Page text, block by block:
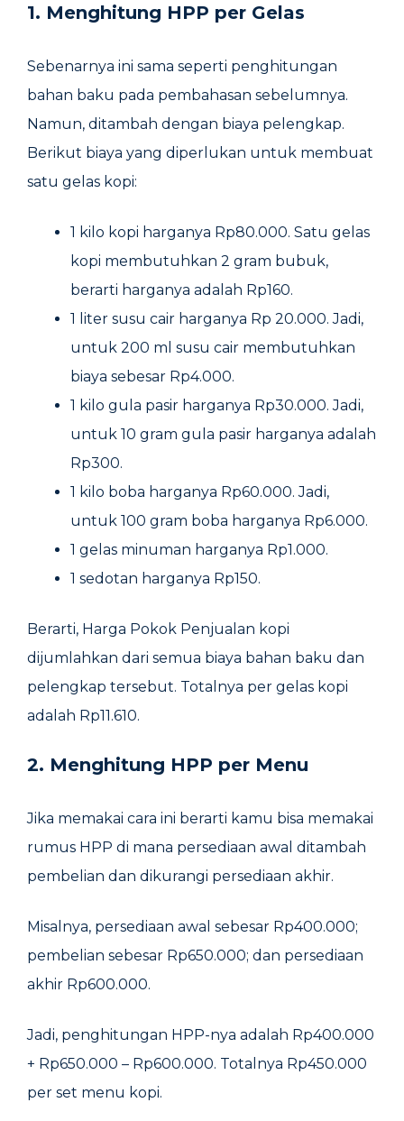
1. Menghitung HPP per Gelas
Sebenarnya ini sama seperti penghitungan
bahan baku pada pembahasan sebelumnya.
Namun, ditambah dengan biaya pelengkap.
Berikut biaya yang diperlukan untuk membuat
satu gelas kopi:
1 kilo kopi harganya Rp80.000. Satu gelas
kopi membutuhkan 2 gram bubuk,
berarti harganya adalah Rp160.
1 liter susu cair harganya Rp 20.000. Jadi,
untuk 200 ml susu cair membutuhkan
biaya sebesar Rp4.000.
1 kilo gula pasir harganya Rp30.000. Jadi,
untuk 10 gram gula pasir harganya adalah
Rp300.
1 kilo boba harganya Rp60.000. Jadi,
untuk 100 gram boba harganya Rp6.000.
1 gelas minuman harganya Rp1.000.
1 sedotan harganya Rp150.
Berarti, Harga Pokok Penjualan kopi
dijumlahkan dari semua biaya bahan baku dan
pelengkap tersebut. Totalnya per gelas kopi
adalah Rp11.610.
2. Menghitung HPP per Menu
Jika memakai cara ini berarti kamu bisa memakai
rumus HPP di mana persediaan awal ditambah
pembelian dan dikurangi persediaan akhir.
Misalnya, persediaan awal sebesar Rp400.000;
pembelian sebesar Rp650.000; dan persediaan
akhir Rp600.000.
Jadi, penghitungan HPP-nya adalah Rp400.000
+ Rp650.000 – Rp600.000. Totalnya Rp450.000
per set menu kopi.